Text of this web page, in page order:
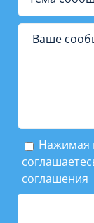
Нажимая
соглашения